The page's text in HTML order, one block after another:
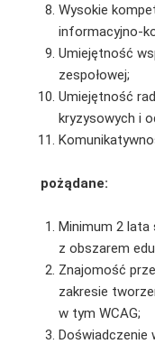
Wysokie
informacyjno-
Umiejętność
zespołowej;
Umiejętność
kryzysowych i
pożądane:
Minimum 2 lata
z obszarem
Znajomość
zakresie
w tym WCAG;
Doświadczenie